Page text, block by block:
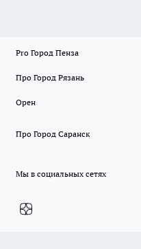
Pro Город Пенза
Про Город Рязань
Орен
Про Город Саранск
Мы в социальных сетях